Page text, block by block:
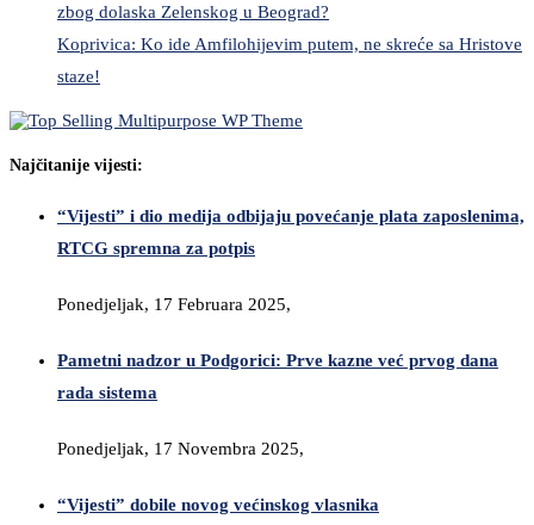
zbog dolaska Zelenskog u Beograd?
Koprivica: Ko ide Amfilohijevim putem, ne skreće sa Hristove
staze!
Najčitanije vijesti:
“Vijesti” i dio medija odbijaju povećanje plata zaposlenima,
RTCG spremna za potpis
Ponedjeljak, 17 Februara 2025,
Pametni nadzor u Podgorici: Prve kazne već prvog dana
rada sistema
Ponedjeljak, 17 Novembra 2025,
“Vijesti” dobile novog većinskog vlasnika